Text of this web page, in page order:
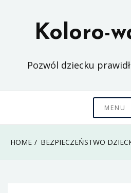
Koloro-
Pozwól dziecku
MENU
HOME BEZPIECZEŃSTWO